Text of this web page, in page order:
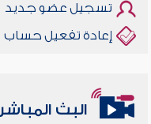
تسجيل عضو جديد
إعادة تفعيل حساب
البث المباشر